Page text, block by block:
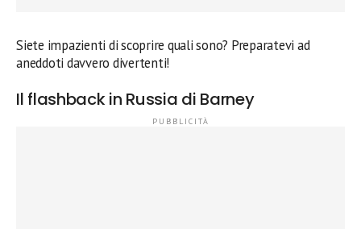
Siete impazienti di scoprire quali sono? Preparatevi ad
aneddoti davvero divertenti!
Il flashback in Russia di Barney